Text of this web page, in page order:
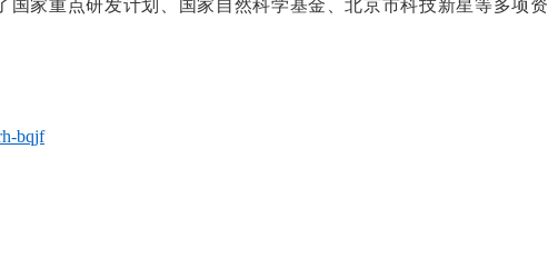
国家重点研发计划、国家自然科学基金、北京市科技新星等多项资
bqjf